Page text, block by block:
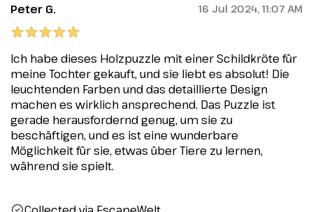
Peter G. 16 Jul 2024, 11:07 AM
Ich habe dieses Holzpuzzle mit einer Schildkröte für
meine Tochter gekauft, und sie liebt es absolut! Die
leuchtenden Farben und das detaillierte Design
machen es wirklich ansprechend. Das Puzzle ist
gerade herausfordernd genug, um sie zu
beschäftigen, und es ist eine wunderbare
Möglichkeit für sie, etwas über Tiere zu lernen,
während sie spielt.